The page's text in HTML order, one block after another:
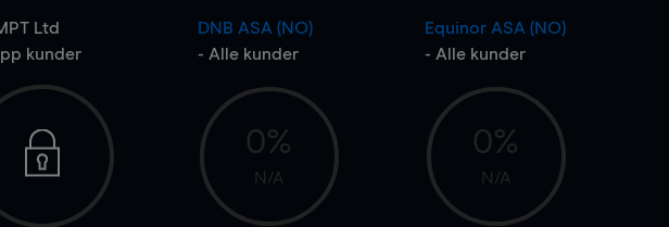
Ltd
kunder
DNB ASA (NO)
- Alle kunder
0%
N/A
Equinor ASA (NO)
- Alle kunder
0%
N/A